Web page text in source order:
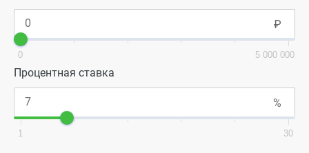
0 5 000 000
Процентная ставка
1 30